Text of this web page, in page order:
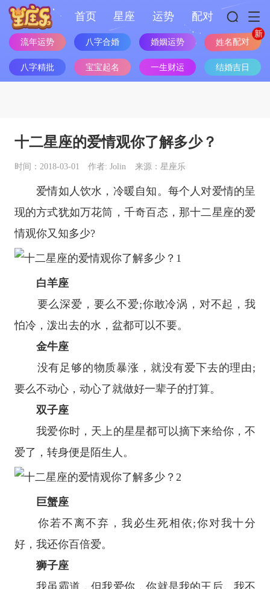
首页 星座 运势 配对
流年运势 八字合婚 婚姻运势 姓名配对
八字精批 宝宝起名 一生财运 结婚吉日
十二星座的爱情观你了解多少？
时间：2018-03-01 作者: Jolin 来源：星座乐
爱情如人饮水，冷暖自知。每个人对爱情的呈
现的方式犹如万花筒，千奇百态，那十二星座的爱
情观你又知多少?
白羊座
要么深爱，要么不爱;你敢冷涡，对不起，我
怕冷，泼出去的水，盆都可以不要。
金牛座
没有足够的物质暴涨，就没有爱下去的理由;
要么不动心，动心了就做好一辈子的打算。
双子座
我爱你时，天上的星星都可以摘下来给你，不
爱了，转身便是陌生人。
巨蟹座
你若不离不弃，我必生死相依;你对我十分
好，我还你百倍爱。
狮子座